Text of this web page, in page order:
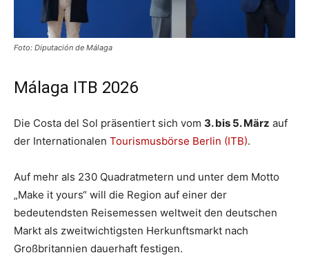
Foto: Diputación de Málaga
Málaga ITB 2026
Die Costa del Sol präsentiert sich vom 3. bis 5. März auf
der Internationalen Tourismusbörse Berlin (ITB).
Auf mehr als 230 Quadratmetern und unter dem Motto
„Make it yours“ will die Region auf einer der
bedeutendsten Reisemessen weltweit den deutschen
Markt als zweitwichtigsten Herkunftsmarkt nach
Großbritannien dauerhaft festigen.